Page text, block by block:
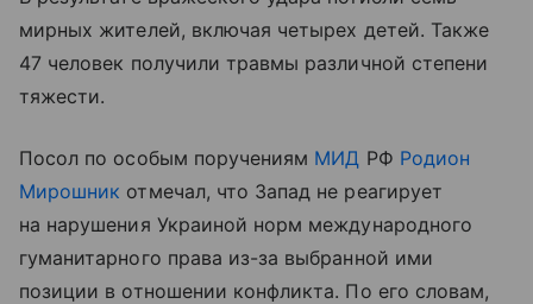
мирных жителей, включая четырех детей. Также
47 человек получили травмы различной степени
тяжести.
Посол по особым поручениям МИД РФ Родион
Мирошник отмечал, что Запад не реагирует
на нарушения Украиной норм международного
гуманитарного права из-за выбранной ими
позиции в отношении конфликта. По его словам,